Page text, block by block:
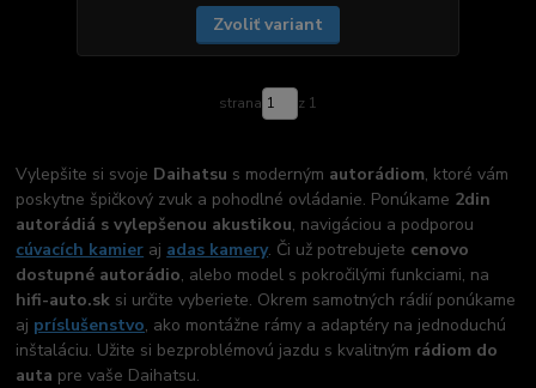
Zvoliť variant
strana z 1
Vylepšite si svoje Daihatsu s moderným autorádiom, ktoré vám
poskytne špičkový zvuk a pohodlné ovládanie. Ponúkame 2din
autorádiá s vylepšenou akustikou, navigáciou a podporou
cúvacích kamier aj adas kamery. Či už potrebujete cenovo
dostupné autorádio, alebo model s pokročilými funkciami, na
hifi-auto.sk si určite vyberiete. Okrem samotných rádií ponúkame
aj príslušenstvo, ako montážne rámy a adaptéry na jednoduchú
inštaláciu. Užite si bezproblémovú jazdu s kvalitným rádiom do
auta pre vaše Daihatsu.